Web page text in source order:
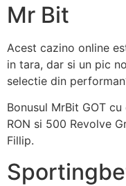
Mr Bit
Acest cazino online
in tara, dar si un pic
selectie din
Bonusul MrBit GOT
RON si 500 Revolve
Fillip.